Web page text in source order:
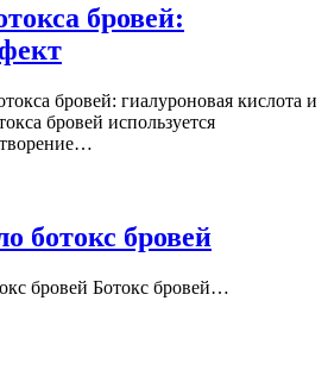
бровей:
бровей: гиалуроновая кислота и
бровей используется
ботокс бровей
бровей Ботокс бровей…